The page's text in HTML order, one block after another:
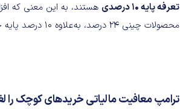
تعرفه پایه 10 درصدی
هستند، به این معنی که
محصولات چینی 24 درصد، به‌علاوه 10 درصد پایه خواهد بود.
ترامپ معافیت مالیاتی خریدهای کوچک را